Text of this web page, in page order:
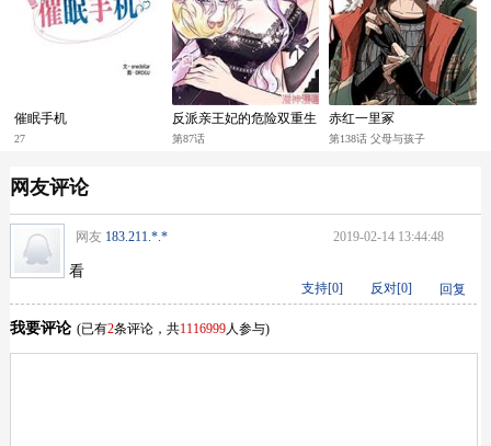
催眠手机
27
反派亲王妃的危险双重生
活
第87话
赤红一里冢
第138话 父母与孩子
网友评论
网友 183.211.*.* 2019-02-14 13:44:48
看
回复
反对[0]
支持[0]
我要评论 (已有2条评论，共1116999人参与)